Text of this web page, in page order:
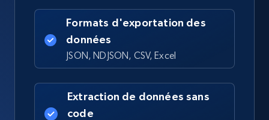
Formats d'exportation des
données
JSON, NDJSON, CSV, Excel
Extraction de données sans
code